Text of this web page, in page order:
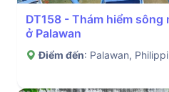
DT158 - Thám hiểm sông
ở Palawan
Điểm đến: Palawan,